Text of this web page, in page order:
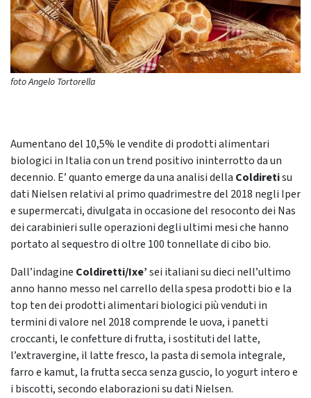
foto Angelo Tortorella
Aumentano del 10,5% le vendite di prodotti alimentari
biologici in Italia con un trend positivo ininterrotto da un
decennio. E’ quanto emerge da una analisi della Coldiretisu
dati Nielsen relativi al primo quadrimestre del 2018 negli Iper
e supermercati, divulgata in occasione del resoconto dei Nas
dei carabinieri sulle operazioni degli ultimi mesi che hanno
portato al sequestro di oltre 100 tonnellate di cibo bio.
Dall’indagine Coldiretti/Ixe’sei italiani su dieci nell’ultimo
anno hanno messo nel carrello della spesa prodotti bio e la
top ten dei prodotti alimentari biologici più venduti in
termini di valore nel 2018 comprende le uova, i panetti
croccanti, le confetture di frutta, i sostituti del latte,
l’extravergine, il latte fresco, la pasta di semola integrale,
farro e kamut, la frutta secca senza guscio, lo yogurt intero e
i biscotti, secondo elaborazioni su dati Nielsen.